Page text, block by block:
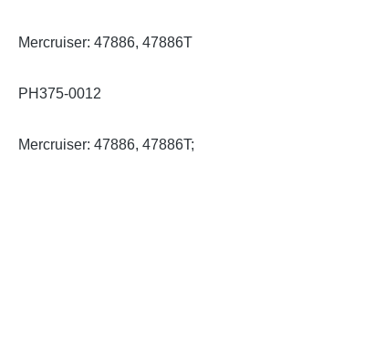
Mercruiser: 47886, 47886T
PH375-0012
Mercruiser: 47886, 47886T;